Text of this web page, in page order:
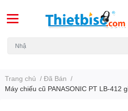
Trang chủ / Đã Bán /
Máy chiếu cũ PANASONIC PT LB-412